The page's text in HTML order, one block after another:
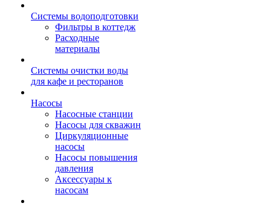
Системы водоподготовки
Фильтры в коттедж
Расходные
материалы
Системы очистки воды
для кафе и ресторанов
Насосы
Насосные станции
Насосы для скважин
Циркуляционные
насосы
Насосы повышения
давления
Аксессуары к
насосам